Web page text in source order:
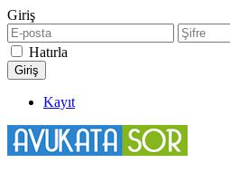
Giriş
Hatırla
Kayıt